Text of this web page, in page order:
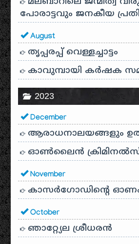
പോരാട്ടവും ജനകീയ
August
തൃപ്പരപ്പ് വെള്ളച്ചാട്ടം
കാവുമ്പായി കർഷക
2023
December
ആരാധനാലയങ്ങളും
ഓൺലൈൻ
November
കാസർഗോഡിൻ്റെ ഓണം;
October
ഞാറ്റ്യേല ശ്രീധരൻ